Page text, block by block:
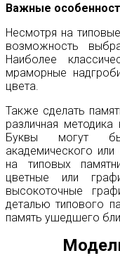
Важные
Несмотря на
возможность
Наиболее
мраморные
цвета.
Также сделать
различная методика
Буквы могут
академического
на типовых
цветные или
высокоточные
деталью типового
память ушедшего